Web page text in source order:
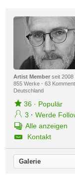
Artist Memberseit 2008
855 Werke · 63
Deutschland
36· Populär
3 · Werde
Alle anzeigen
Kontakt
Galerie